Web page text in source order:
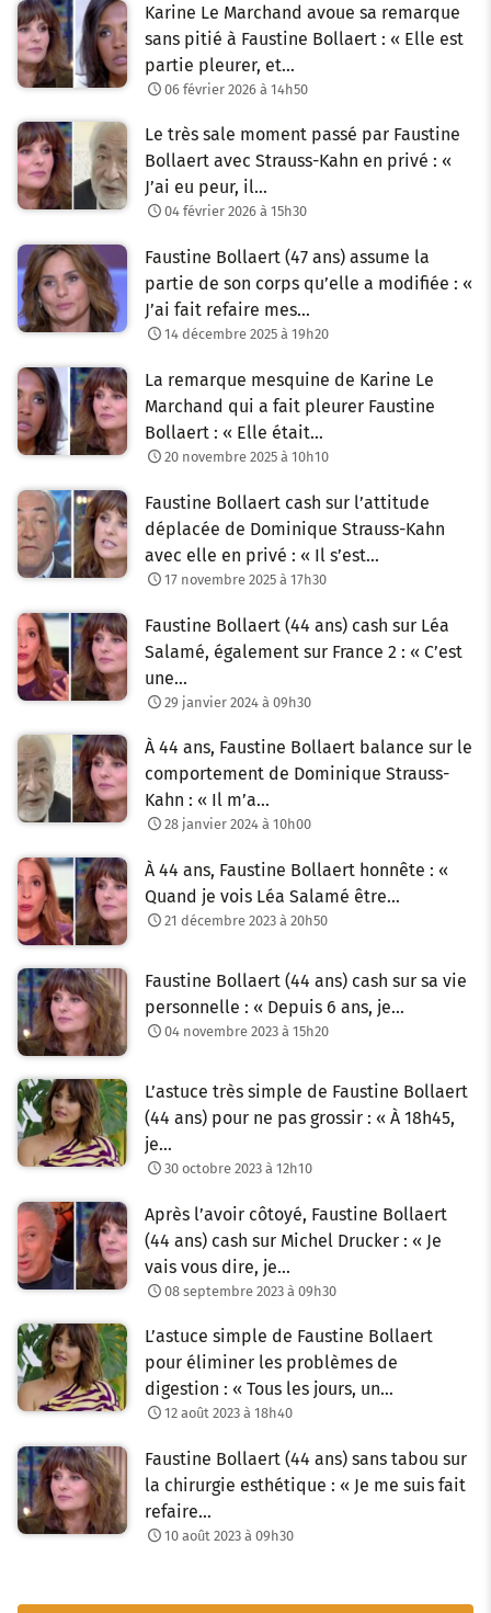
Karine Le Marchand avoue sa remarque
sans pitié à Faustine Bollaert : « Elle est
partie pleurer, et…
06 février 2026 à 14h50
Le très sale moment passé par Faustine
Bollaert avec Strauss-Kahn en privé : «
J’ai eu peur, il…
04 février 2026 à 15h30
Faustine Bollaert (47 ans) assume la
partie de son corps qu’elle a modifiée : «
J’ai fait refaire mes…
14 décembre 2025 à 19h20
La remarque mesquine de Karine Le
Marchand qui a fait pleurer Faustine
Bollaert : « Elle était…
20 novembre 2025 à 10h10
Faustine Bollaert cash sur l’attitude
déplacée de Dominique Strauss-Kahn
avec elle en privé : « Il s’est…
17 novembre 2025 à 17h30
Faustine Bollaert (44 ans) cash sur Léa
Salamé, également sur France 2 : « C’est
une…
29 janvier 2024 à 09h30
À 44 ans, Faustine Bollaert balance sur le
comportement de Dominique Strauss-
Kahn : « Il m’a…
28 janvier 2024 à 10h00
À 44 ans, Faustine Bollaert honnête : «
Quand je vois Léa Salamé être…
21 décembre 2023 à 20h50
Faustine Bollaert (44 ans) cash sur sa vie
personnelle : « Depuis 6 ans, je…
04 novembre 2023 à 15h20
L’astuce très simple de Faustine Bollaert
(44 ans) pour ne pas grossir : « À 18h45,
je…
30 octobre 2023 à 12h10
Après l’avoir côtoyé, Faustine Bollaert
(44 ans) cash sur Michel Drucker : « Je
vais vous dire, je…
08 septembre 2023 à 09h30
L’astuce simple de Faustine Bollaert
pour éliminer les problèmes de
digestion : « Tous les jours, un…
12 août 2023 à 18h40
Faustine Bollaert (44 ans) sans tabou sur
la chirurgie esthétique : « Je me suis fait
refaire…
10 août 2023 à 09h30